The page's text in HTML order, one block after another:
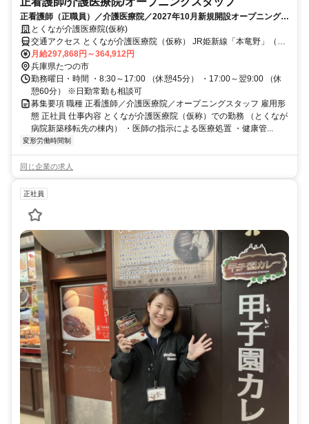
正看護師（正職員）／介護医療院／2027年10月新規開設オープニング募
集 とくなが介護医療院(仮称)
交通アクセス とくなが介護医療院（仮称） JR姫新線「本竜野」（ほ
んたつの）駅より徒歩10分 とくなが病院 JR姫新線「東觜崎」（ひが
しはしざき）駅より徒歩１０分
月給297,868円～364,912円
兵庫県たつの市
勤務曜日・時間 ・8:30～17:00 （休憩45分） ・17:00～翌9:00 （休
憩60分） ※日勤常勤も相談可
募集要項 職種 正看護師／介護医療院／オープニングスタッフ 雇用形
態 正社員 仕事内容 とくなが介護医療院（仮称）での勤務 （とくなが
病院新築移転先の棟内） ・医師の指示による医療処置 ・健康管...
変形労働時間制
同じ企業の求人
正社員